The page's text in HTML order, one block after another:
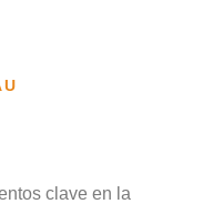
clave en la